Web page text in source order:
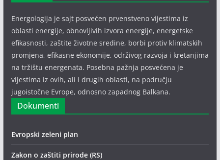
Energologija je sajt posvećen prvenstveno vijestima iz
oblasti energije, obnovljivih izvora energije, energetske
efikasnosti, zaštite životne sredine, borbi protiv klimatskih
promjena, efikasne ekonomije, održivog razvoja i kretanjima
na tržištu energenata. Posebna pažnja posvećena je
vijestima iz ovih, ali i drugih oblasti, na području
jugoistočne Evrope, odnosno zapadnog Balkana.
Dokumenti
Evropski zeleni plan
Zakon o zaštiti prirode (RS)